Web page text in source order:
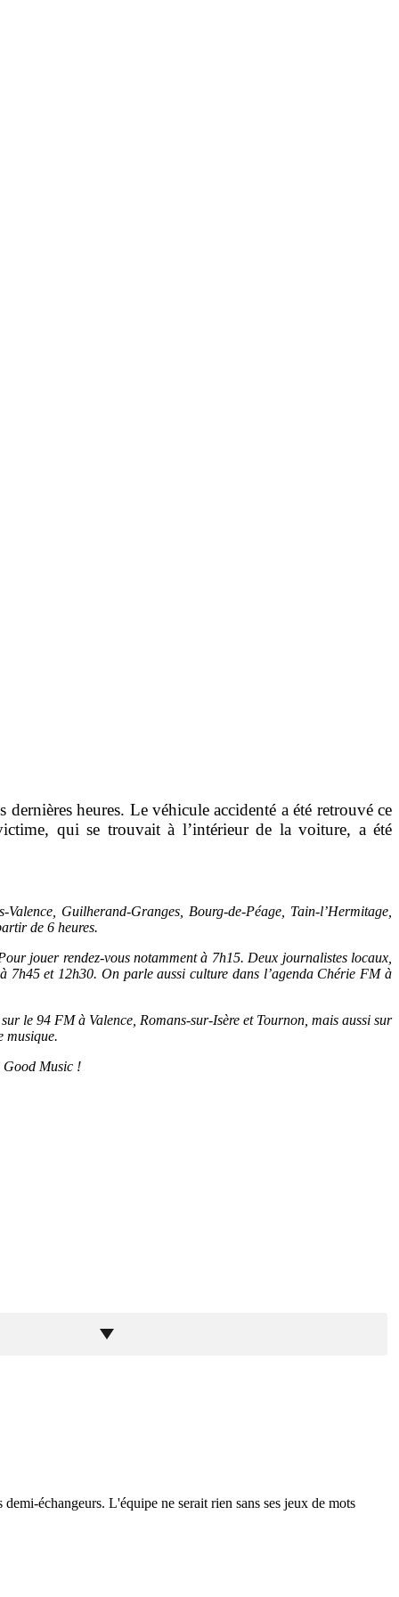
heures. Le véhicule accidenté a été retrouvé ce
qui se trouvait à l’intérieur de la voiture, a été
Guilherand-Granges, Bourg-de-Péage, Tain-l’Hermitage,
de 6 heures.
jouer rendez-vous notamment à 7h15. Deux journalistes locaux,
7h45 et 12h30. On parle aussi culture dans l’agenda Chérie FM à
le 94 FM à Valence, Romans-sur-Isère et Tournon, mais aussi sur
musique.
Good Music !
échangeurs. L'équipe ne serait rien sans ses jeux de mots